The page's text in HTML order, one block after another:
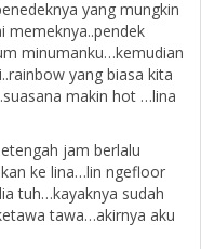
yang mungkin
memeknya..pendek
minumanku…kemudian
yang biasa kita
makin hot …lina
jam berlalu
ke lina…lin ngefloor
tuh…kayaknya sudah
tawa…akirnya aku